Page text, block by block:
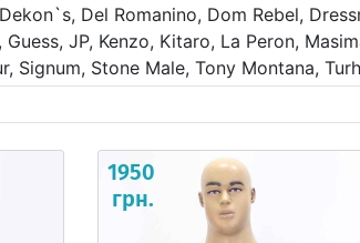
Del Romanino, Dom Rebel,
Guess, JP, Kenzo, Kitaro, La Peron,
Signum, Stone Male, Tony Montana,
1950
грн.